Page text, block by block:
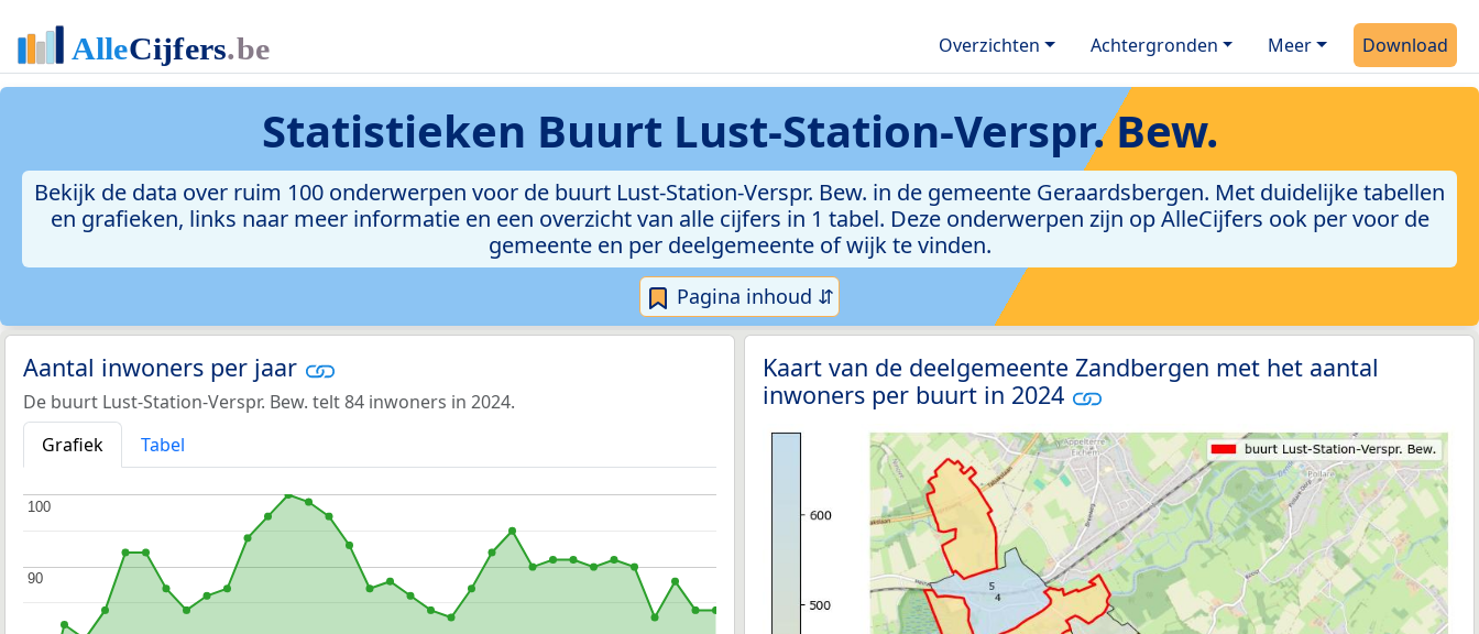
Overzichten Achtergronden Meer Download
Statistieken Buurt Lust-Station-Verspr. Bew.
Bekijk de data over ruim 100 onderwerpen voor de buurt Lust-Station-Verspr. Bew. in de gemeente Geraardsbergen. Met duidelijke tabellen
en grafieken, links naar meer informatie en een overzicht van alle cijfers in 1 tabel. Deze onderwerpen zijn op AlleCijfers ook per voor de
gemeente en per deelgemeente of wijk te vinden.
Pagina inhoud ⇵
Aantal inwoners per jaar
De buurt Lust-Station-Verspr. Bew. telt 84 inwoners in 2024.
Grafiek
Tabel
90
90
100
100
Kaart van de deelgemeente Zandbergen met het aantal
inwoners per buurt in 2024